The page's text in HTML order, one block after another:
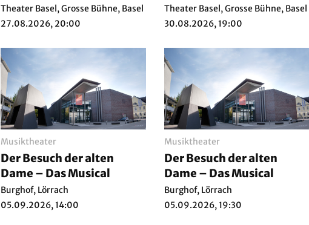
Theater Basel, Grosse Bühne, Basel
27.08.2026, 20:00
Theater Basel, Grosse Bühne, Basel
30.08.2026, 19:00
Musiktheater
Der Besuch der alten
Dame – Das Musical
Burghof, Lörrach
05.09.2026, 14:00
Musiktheater
Der Besuch der alten
Dame – Das Musical
Burghof, Lörrach
05.09.2026, 19:30